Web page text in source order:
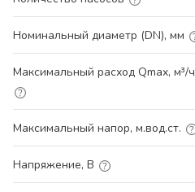
Номинальный диаметр (DN), мм
Максимальный расход Qmax, м³/ч
Максимальный напор, м.вод.ст.
Напряжение, В